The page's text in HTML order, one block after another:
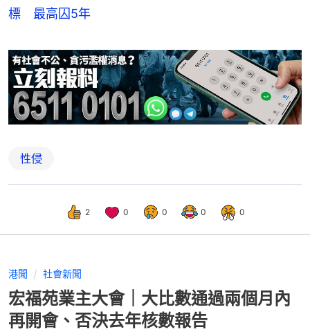
標 最高囚5年
性侵
2 0 0 0 0
港聞 社會新聞
宏福苑業主大會｜大比數通過兩個月內
再開會、否決去年核數報告